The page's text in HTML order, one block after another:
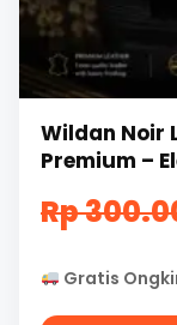
Wildan Noir
Premium –
Rp
Gratis